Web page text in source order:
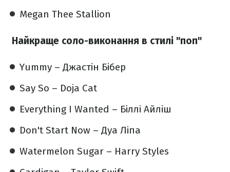
Megan Thee Stallion
Найкраще соло-виконання в стилі "поп"
Yummy – Джастін Бібер
Say So – Doja Cat
Everything I Wanted – Біллі Айліш
Don't Start Now – Дуа Ліпа
Watermelon Sugar – Harry Styles